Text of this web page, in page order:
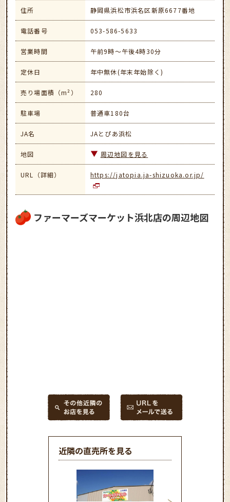
住所 静岡県浜松市浜名区新原6677番地
電話番号 053-586-5633
営業時間 午前9時～午後4時30分
定休日 年中無休(年末年始除く)
売り場面積（m²） 280
駐車場 普通車180台
JA名 JAとぴあ浜松
地図 周辺地図を見る
URL（詳細） https://jatopia.ja-shizuoka.or.jp/
ファーマーズマーケット浜北店の周辺地図
近隣の直売所を見る